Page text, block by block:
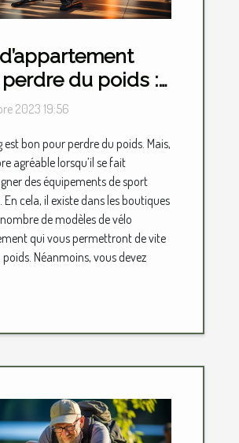
du poids :
choisir ?
2023 19:56
est bon pour perdre du poids. Mais,
agréable lorsqu’il se fait
des équipements de sport
En cela, il existe dans les boutiques
de modèles de vélo
qui vous permettront de vite
Néanmoins, vous devez